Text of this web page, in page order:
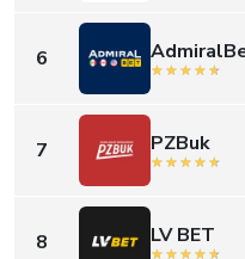
6
7 PZBuk
8 LV BET